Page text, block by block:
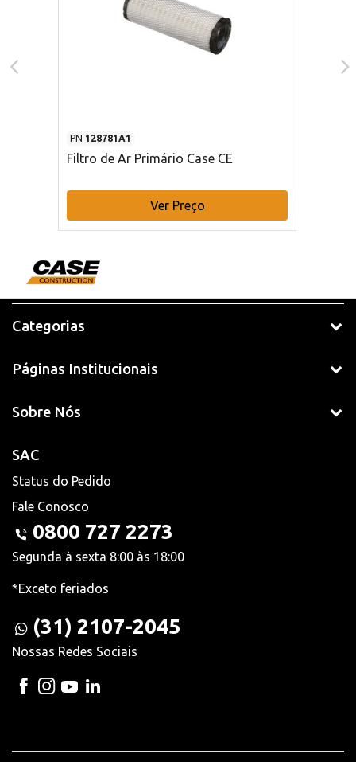
PN 128781A1
Filtro de Ar Primário Case CE
Ver Preço
Categorias
Páginas Institucionais
Sobre Nós
SAC
Status do Pedido
Fale Conosco
0800 727 2273
Segunda à sexta 8:00 às 18:00
*Exceto feriados
(31) 2107-2045
Nossas Redes Sociais